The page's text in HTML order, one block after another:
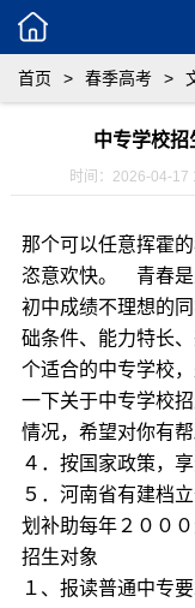
首页 > 春季高考 >
中专学校
时间：2026-04-
那个可以任意挥霍
恣意欢快。 青春
初中成绩不理想的
础条件、能力特长
个适合的中专学校
一下关于中专学校
情况，希望对你有帮
４．按国家政策，
５．河南省有建档
划补助每年２００
招生对象
１、报读普通中专